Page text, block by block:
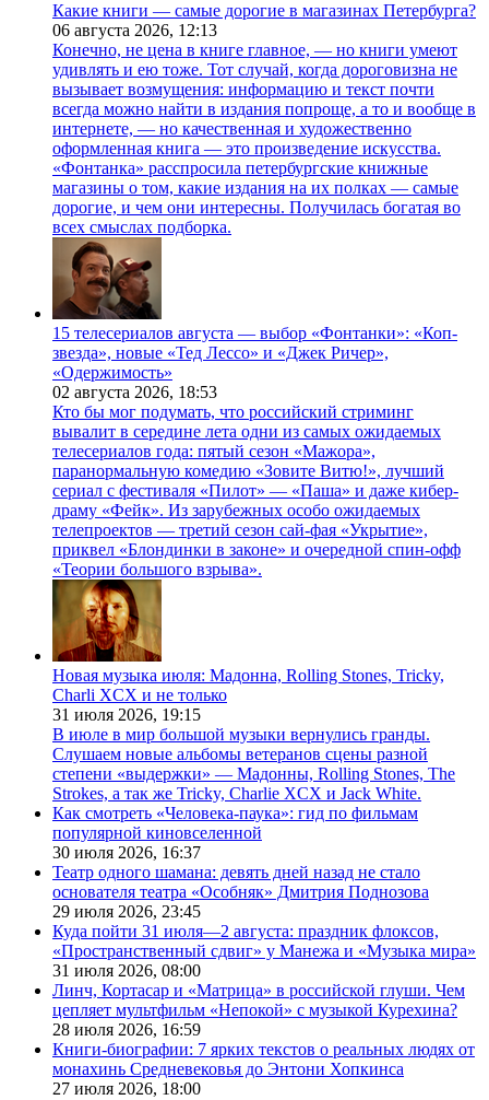
Какие книги — самые дорогие в магазинах Петербурга?
06 августа 2026, 12:13
Конечно, не цена в книге главное, — но книги умеют
удивлять и ею тоже. Тот случай, когда дороговизна не
вызывает возмущения: информацию и текст почти
всегда можно найти в издания попроще, а то и вообще в
интернете, — но качественная и художественно
оформленная книга — это произведение искусства.
«Фонтанка» расспросила петербургские книжные
магазины о том, какие издания на их полках — самые
дорогие, и чем они интересны. Получилась богатая во
всех смыслах подборка.
15 телесериалов августа — выбор «Фонтанки»: «Коп-
звезда», новые «Тед Лессо» и «Джек Ричер»,
«Одержимость»
02 августа 2026, 18:53
Кто бы мог подумать, что российский стриминг
вывалит в середине лета одни из самых ожидаемых
телесериалов года: пятый сезон «Мажора»,
паранормальную комедию «Зовите Витю!», лучший
сериал с фестиваля «Пилот» — «Паша» и даже кибер-
драму «Фейк». Из зарубежных особо ожидаемых
телепроектов — третий сезон сай-фая «Укрытие»,
приквел «Блондинки в законе» и очередной спин-офф
«Теории большого взрыва».
Новая музыка июля: Мадонна, Rolling Stones, Tricky,
Charli XCX и не только
31 июля 2026, 19:15
В июле в мир большой музыки вернулись гранды.
Слушаем новые альбомы ветеранов сцены разной
степени «выдержки» — Мадонны, Rolling Stones, The
Strokes, а так же Tricky, Charlie XCX и Jack White.
Как смотреть «Человека-паука»: гид по фильмам
популярной киновселенной
30 июля 2026, 16:37
Театр одного шамана: девять дней назад не стало
основателя театра «Особняк» Дмитрия Поднозова
29 июля 2026, 23:45
Куда пойти 31 июля—2 августа: праздник флоксов,
«Пространственный сдвиг» у Манежа и «Музыка мира»
31 июля 2026, 08:00
Линч, Кортасар и «Матрица» в российской глуши. Чем
цепляет мультфильм «Непокой» с музыкой Курехина?
28 июля 2026, 16:59
Книги-биографии: 7 ярких текстов о реальных людях от
монахинь Средневековья до Энтони Хопкинса
27 июля 2026, 18:00